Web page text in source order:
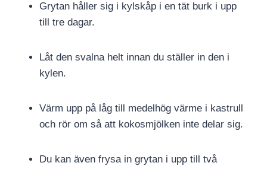
Grytan håller sig i kylskåp i en tät burk i upp
till tre dagar.
Låt den svalna helt innan du ställer in den i
kylen.
Värm upp på låg till medelhög värme i kastrull
och rör om så att kokosmjölken inte delar sig.
Du kan även frysa in grytan i upp till två